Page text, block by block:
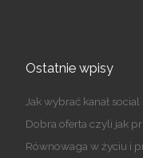
Ostatnie wpisy
Jak wybrać kanał
Dobra oferta czyli jak
Równowaga w życiu i